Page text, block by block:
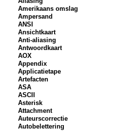
Amerikaans omslag
Ampersand
ANSI
Ansichtkaart
Anti-aliasing
Antwoordkaart
AOX
Appendix
Applicatietape
Artefacten
ASA
ASCII
Asterisk
Attachment
Auteurscorrectie
Autobelettering